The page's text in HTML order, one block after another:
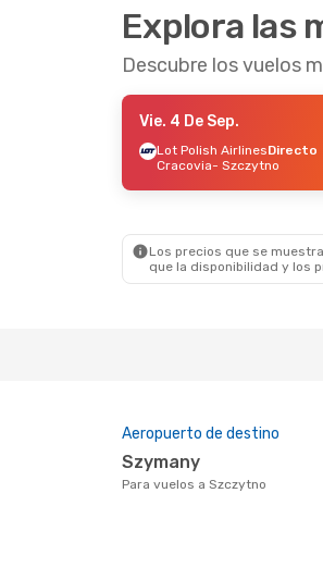
Explora las
Descubre los vuelos
Vie. 4 De Sep.
Lot Polish AirlinesDirecto
Cracovia- Szczytno
Los precios que se
que la disponibilidad y los
Aeropuerto de destino
Szymany
Para vuelos a Szczytno